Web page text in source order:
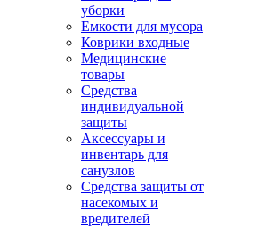
уборки
Емкости для мусора
Коврики входные
Медицинские
товары
Средства
индивидуальной
защиты
Аксессуары и
инвентарь для
санузлов
Средства защиты от
насекомых и
вредителей